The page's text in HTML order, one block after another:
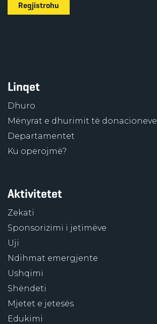
Regjistrohu
Linqet
Dhuro
Mënyrat e dhurimit të donacioneve
Departamentet
Ku operojmë?
Aktivitetet
Zekati
Sponsorizimi i jetimëve
Uji
Ndihmat emergjente
Ushqimi
Shëndeti
Mjetet e jetesës
Edukimi